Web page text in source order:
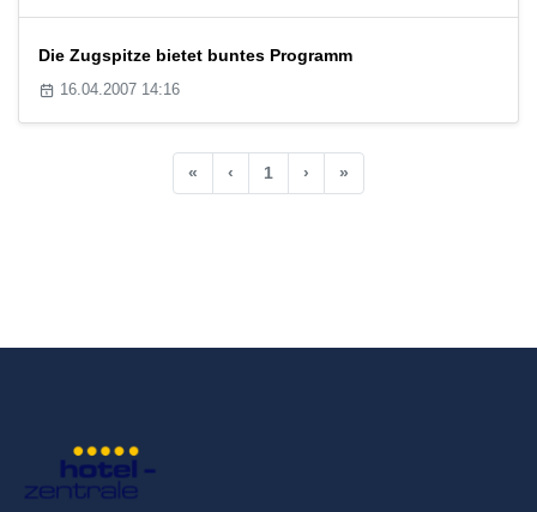
Die Zugspitze bietet buntes Programm
16.04.2007 14:16
« ‹ 1 › »